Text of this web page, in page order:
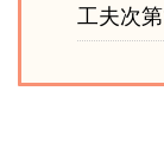
工夫次